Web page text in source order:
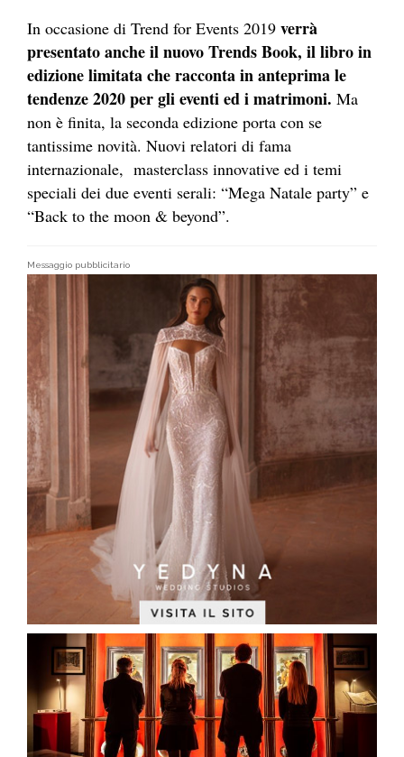
In occasione di Trend for Events 2019 verrà
presentato anche il nuovo Trends Book, il libro in
edizione limitata che racconta in anteprima le
tendenze 2020 per gli eventi ed i matrimoni. Ma
non è finita, la seconda edizione porta con se
tantissime novità. Nuovi relatori di fama
internazionale, masterclass innovative ed i temi
speciali dei due eventi serali: “Mega Natale party” e
“Back to the moon & beyond”.
Messaggio pubblicitario